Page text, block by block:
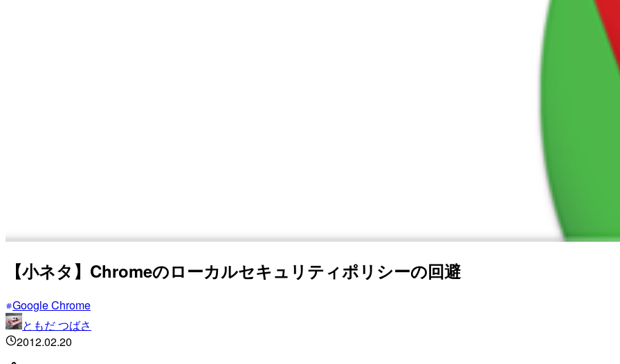
【小ネタ】Chromeのローカルセキュリティポリシーの回避
Google Chrome
ともだ つばさ
2012.02.20